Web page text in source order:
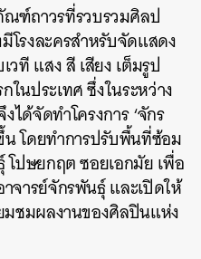
ฑ์ถาวรที่รวบรวมศิลป
รงละครสำหรับจัดแสดง
ที แสง สี เสียง เต็มรูป
นประเทศ ซึ่งในระหว่าง
ได้จัดทำโครงการ ‘จักร
โดยทำการปรับพื้นที่ซ้อม
ปษยกฤต ซอยเอกมัย เพื่อ
จารย์จักรพันธุ์ และเปิดให้
มชมผลงานของศิลปินแห่ง